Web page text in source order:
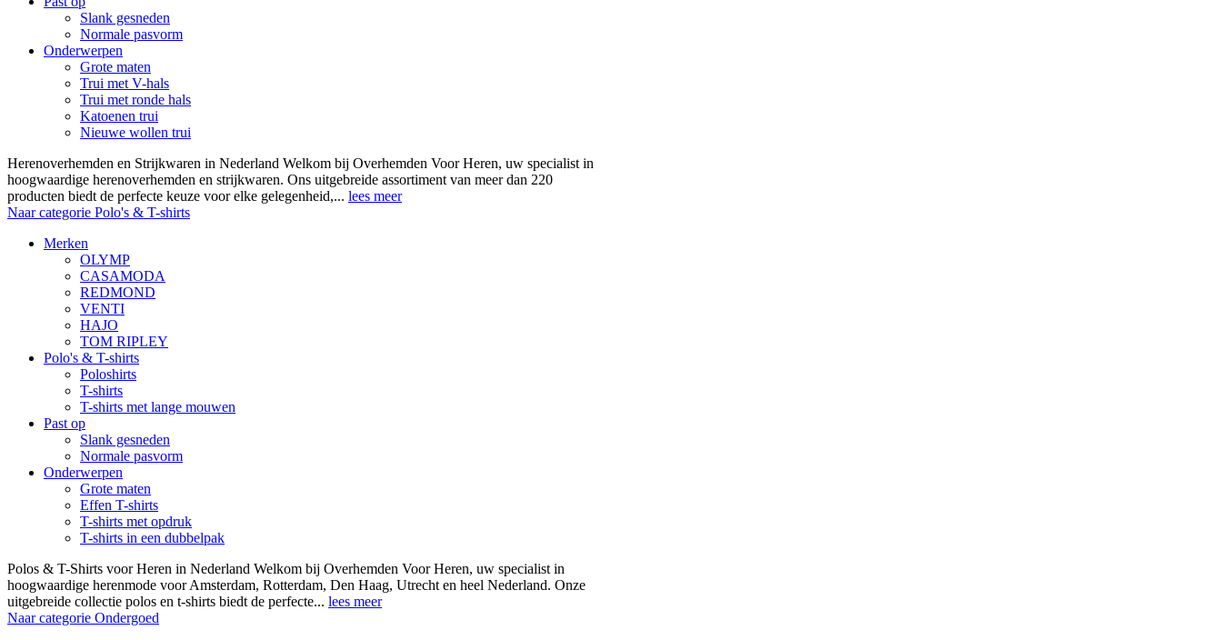
Slank gesneden
Normale pasvorm
Onderwerpen
Grote maten
Trui met V-hals
Trui met ronde hals
Katoenen trui
Nieuwe wollen trui
Herenoverhemden en Strijkwaren in Nederland Welkom bij Overhemden Voor Heren, uw specialist in
hoogwaardige herenoverhemden en strijkwaren. Ons uitgebreide assortiment van meer dan 220
producten biedt de perfecte keuze voor elke gelegenheid,... lees meer
Naar categorie Polo's & T-shirts
Merken
OLYMP
CASAMODA
REDMOND
VENTI
HAJO
TOM RIPLEY
Polo's & T-shirts
Poloshirts
T-shirts
T-shirts met lange mouwen
Past op
Slank gesneden
Normale pasvorm
Onderwerpen
Grote maten
Effen T-shirts
T-shirts met opdruk
T-shirts in een dubbelpak
Polos & T-Shirts voor Heren in Nederland Welkom bij Overhemden Voor Heren, uw specialist in
hoogwaardige herenmode voor Amsterdam, Rotterdam, Den Haag, Utrecht en heel Nederland. Onze
uitgebreide collectie polos en t-shirts biedt de perfecte... lees meer
Naar categorie Ondergoed